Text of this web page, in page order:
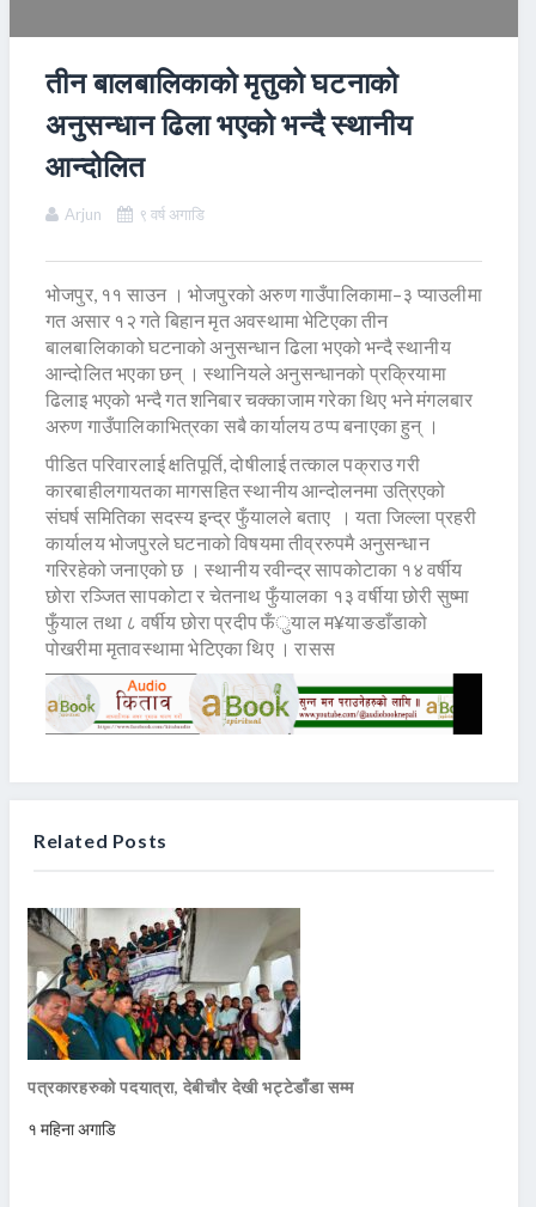
तीन बालबालिकाको मृतुको घटनाको
अनुसन्धान ढिला भएको भन्दै स्थानीय
आन्दोलित
Arjun ९ वर्ष अगाडि
भोजपुर, ११ साउन । भोजपुरको अरुण गाउँपालिकामा–३ प्याउलीमा
गत असार १२ गते बिहान मृत अवस्थामा भेटिएका तीन
बालबालिकाको घटनाको अनुसन्धान ढिला भएको भन्दै स्थानीय
आन्दोलित भएका छन् । स्थानियले अनुसन्धानको प्रक्रियामा
ढिलाइ भएको भन्दै गत शनिबार चक्काजाम गरेका थिए भने मंगलबार
अरुण गाउँपालिकाभित्रका सबै कार्यालय ठप्प बनाएका हुन् ।
पीडित परिवारलाई क्षतिपूर्ति, दोषीलाई तत्काल पक्राउ गरी
कारबाहीलगायतका मागसहित स्थानीय आन्दोलनमा उत्रिएको
संघर्ष समितिका सदस्य इन्द्र फुँयालले बताए । यता जिल्ला प्रहरी
कार्यालय भोजपुरले घटनाको विषयमा तीव्ररुपमै अनुसन्धान
गरिरहेको जनाएको छ । स्थानीय रवीन्द्र सापकोटाका १४ वर्षीय
छोरा रञ्जित सापकोटा र चेतनाथ फुँयालका १३ वर्षीया छोरी सुष्मा
फुँयाल तथा ८ वर्षीय छोरा प्रदीप फँुयाल म¥याङडाँडाको
पोखरीमा मृतावस्थामा भेटिएका थिए । रासस
Related Posts
पत्रकारहरुको पदयात्रा, देबीचौर देखी भट्टेडाँडा सम्म
१ महिना अगाडि